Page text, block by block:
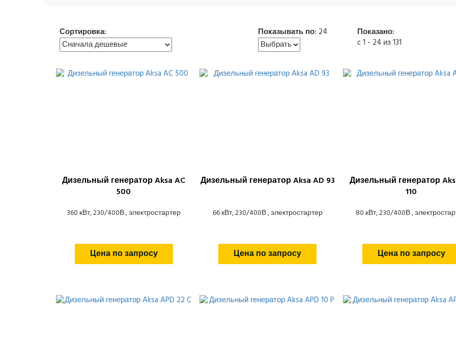
Сортировка: Показывать по: 24
Показано:
c 1 - 24 из 131
Дизельный генератор Aksa AC
500
360 кВт, 230/400В , электростартер
Цена по запросу
Дизельный генератор Aksa AD 93
66 кВт, 230/400В , электростартер
Цена по запросу
Дизельный генератор
110
80 кВт, 230/400В ,
Цена по запросу